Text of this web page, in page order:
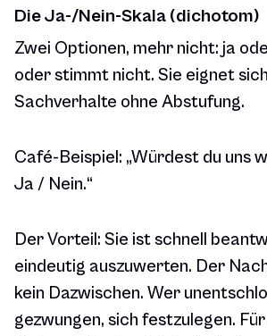
Die Ja-/Nein-Skala (dichotom)
Zwei Optionen, mehr nicht: ja
oder stimmt nicht. Sie eignet
Sachverhalte ohne Abstufung.
Café-Beispiel: „Würdest du uns
Ja / Nein.“
Der Vorteil: Sie ist schnell
eindeutig auszuwerten. Der
kein Dazwischen. Wer
gezwungen, sich festzulegen.